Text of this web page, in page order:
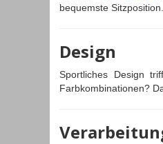
bequemste Sitzposition.
Design
Sportliches Design
Farbkombinationen?